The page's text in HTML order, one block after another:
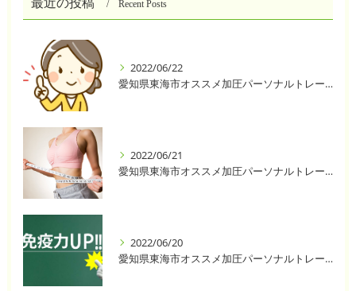
最近の投稿 Recent Posts
2022/06/22
愛知県東海市オススメ加圧パーソナルトレーニングジム One❣️
2022/06/21
愛知県東海市オススメ加圧パーソナルトレーニングジム One❣️
2022/06/20
愛知県東海市オススメ加圧パーソナルトレーニングジム One❣️